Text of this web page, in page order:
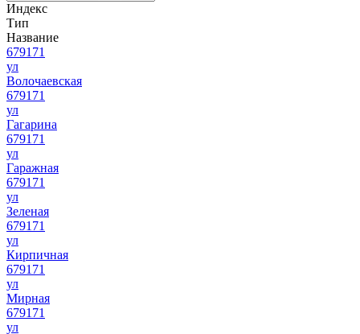
Индекс
Тип
Название
679171
ул
Волочаевская
679171
ул
Гагарина
679171
ул
Гаражная
679171
ул
Зеленая
679171
ул
Кирпичная
679171
ул
Мирная
679171
ул